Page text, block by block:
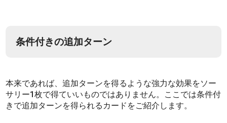
条件付きの追加ターン
本来であれば、追加ターンを得るような強力な効果をソー
サリー1枚で得ていいものではありません。ここでは条件付
きで追加ターンを得られるカードをご紹介します。